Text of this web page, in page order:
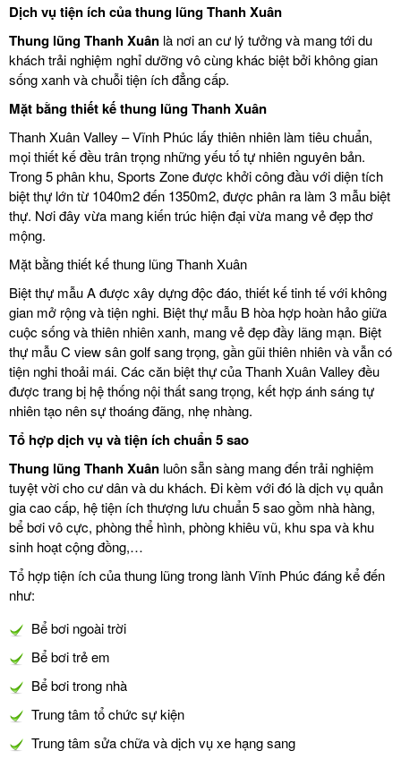
Dịch vụ tiện ích của thung lũng Thanh Xuân
Thung lũng Thanh Xuân là nơi an cư lý tưởng và mang tới du
khách trải nghiệm nghỉ dưỡng vô cùng khác biệt bởi không gian
sống xanh và chuỗi tiện ích đẳng cấp.
Mặt bằng thiết kế thung lũng Thanh Xuân
Thanh Xuân Valley – Vĩnh Phúc lấy thiên nhiên làm tiêu chuẩn,
mọi thiết kế đều trân trọng những yếu tố tự nhiên nguyên bản.
Trong 5 phân khu, Sports Zone được khởi công đầu với diện tích
biệt thự lớn từ 1040m2 đến 1350m2, được phân ra làm 3 mẫu biệt
thự. Nơi đây vừa mang kiến trúc hiện đại vừa mang vẻ đẹp thơ
mộng.
Mặt bằng thiết kế thung lũng Thanh Xuân
Biệt thự mẫu A được xây dựng độc đáo, thiết kế tinh tế với không
gian mở rộng và tiện nghi. Biệt thự mẫu B hòa hợp hoàn hảo giữa
cuộc sống và thiên nhiên xanh, mang vẻ đẹp đầy lãng mạn. Biệt
thự mẫu C view sân golf sang trọng, gần gũi thiên nhiên và vẫn có
tiện nghi thoải mái. Các căn biệt thự của Thanh Xuân Valley đều
được trang bị hệ thống nội thất sang trọng, kết hợp ánh sáng tự
nhiên tạo nên sự thoáng đãng, nhẹ nhàng.
Tổ hợp dịch vụ và tiện ích chuẩn 5 sao
Thung lũng Thanh Xuân luôn sẵn sàng mang đến trải nghiệm
tuyệt vời cho cư dân và du khách. Đi kèm với đó là dịch vụ quản
gia cao cấp, hệ tiện ích thượng lưu chuẩn 5 sao gồm nhà hàng,
bể bơi vô cực, phòng thể hình, phòng khiêu vũ, khu spa và khu
sinh hoạt cộng đồng,…
Tổ hợp tiện ích của thung lũng trong lành Vĩnh Phúc đáng kể đến
như:
Bể bơi ngoài trời
Bể bơi trẻ em
Bể bơi trong nhà
Trung tâm tổ chức sự kiện
Trung tâm sửa chữa và dịch vụ xe hạng sang